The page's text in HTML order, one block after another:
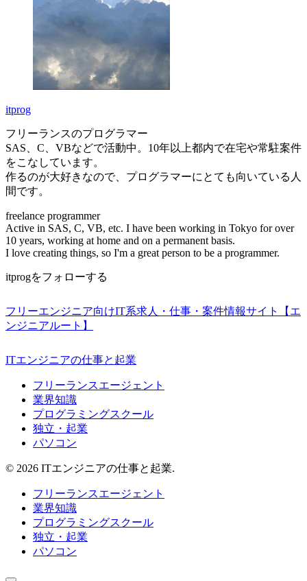
itprog
フリーランスのプログラマー
SAS、C、VBなどで活動中。10年以上都内で在宅や常駐案件
をこなしています。
作るのが大好きなので、プログラマーにとても向いている人
間です。
freelance programmer
Active in SAS, C, VB, etc. I have been working in Tokyo for over
10 years, working at home and on a permanent basis.
I love creating things, so I'm a great person to be a programmer.
itprogをフォローする
フリーエンジニア向けIT系求人・仕事・案件情報サイト【エ
ンジニアルート】
ITエンジニアの仕事と起業
フリーランスエージェント
業界知識
プログラミングスクール
独立・起業
パソコン
© 2026 ITエンジニアの仕事と起業.
フリーランスエージェント
業界知識
プログラミングスクール
独立・起業
パソコン